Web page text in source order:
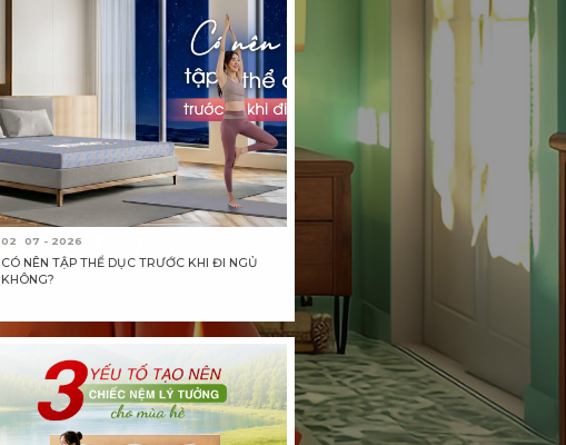
02 07 - 2026
CÓ NÊN TẬP THỂ DỤC TRƯỚC KHI ĐI NGỦ
KHÔNG?